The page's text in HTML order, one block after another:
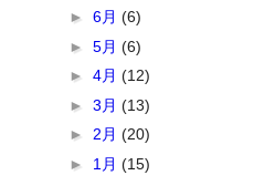
►6月(6)
►5月(6)
►4月(12)
►3月(13)
► 2月(20)
► 1月(15)